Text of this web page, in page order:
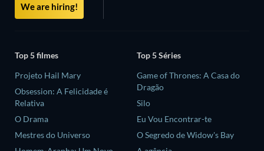
We are hiring!
Top 5 filmes
Projeto Hail Mary
Obsession: A Felicidade é
Relativa
O Drama
Mestres do Universo
Top 5 Séries
Game of Thrones: A Casa do
Dragão
Silo
Eu Vou Encontrar-te
O Segredo de Widow's Bay